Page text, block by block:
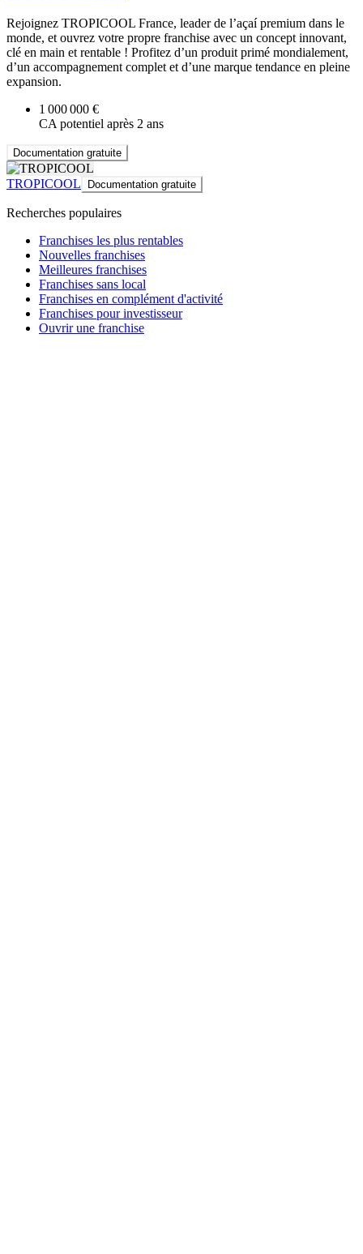
Rejoignez TROPICOOL France, leader de l’açaí premium dans le
monde, et ouvrez votre propre franchise avec un concept innovant,
clé en main et rentable ! Profitez d’un produit primé mondialement,
d’un accompagnement complet et d’une marque tendance en pleine
expansion.
1 000 000 €
CA potentiel après 2 ans
Documentation gratuite
TROPICOOL Documentation gratuite
Recherches populaires
Franchises les plus rentables
Nouvelles franchises
Meilleures franchises
Franchises sans local
Franchises en complément d'activité
Franchises pour investisseur
Ouvrir une franchise